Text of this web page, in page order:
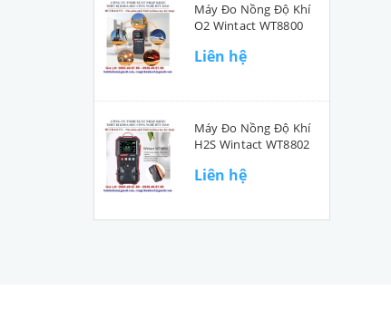
Máy Đo Nồng Độ Khí
O2 Wintact WT8800
Liên hệ
Máy Đo Nồng Độ Khí
H2S Wintact WT8802
Liên hệ